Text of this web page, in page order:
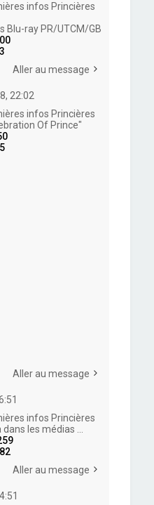
infos Princières
Blu-ray PR/UTCM/GB
Aller au message
22:02
infos Princières
Of Prince"
Aller au message
infos Princières
les médias ...
Aller au message